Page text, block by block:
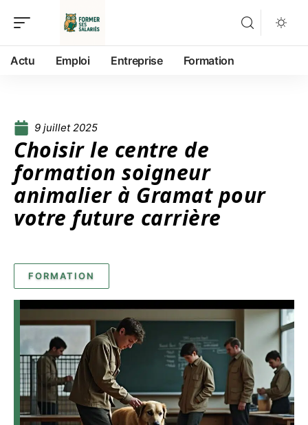
Actu Emploi Entreprise Formation
9 juillet 2025
Choisir le centre de
formation soigneur
animalier à Gramat pour
votre future carrière
FORMATION